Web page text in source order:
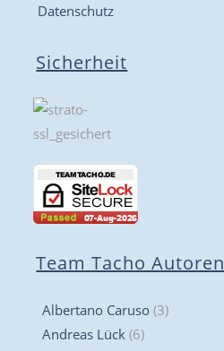
Datenschutz
Sicherheit
Team Tacho Autoren
Albertano Caruso (3)
Andreas Lück (6)